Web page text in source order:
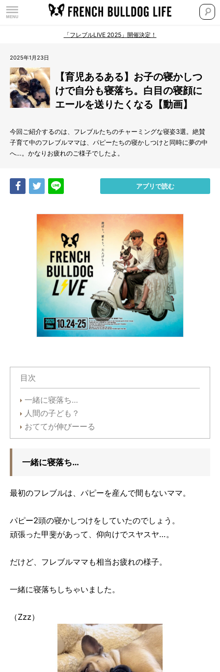
「フレブルLIVE 2025」開催決定！
2025年1月23日
【育児あるある】お子の寝かしつ
けで自分も寝落ち。白目の寝顔に
エールを送りたくなる【動画】
今回ご紹介するのは、フレブルたちのチャーミングな寝姿3選。絶賛
子育て中のフレブルママは、パピーたちの寝かしつけと同時に夢の中
へ…。かなりお疲れのご様子でしたよ。
Share Tweet アプリで読む
目次
一緒に寝落ち…
人間の子ども？
おててが伸びーーる
一緒に寝落ち…
最初のフレブルは、パピーを産んで間もないママ。
パピー2頭の寝かしつけをしていたのでしょう。
頑張った甲斐があって、仰向けでスヤスヤ…。
だけど、フレブルママも相当お疲れの様子。
一緒に寝落ちしちゃいました。
（Zzz）